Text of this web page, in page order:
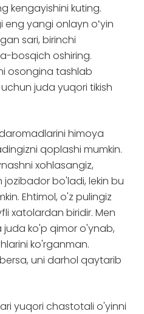
kengayishini kuting.
yangi onlayn oʻyin
sari, birinchi
bosqich oshiring.
osongina tashlab
juda yuqori tikish
himoya
qoplashi mumkin.
xohlasangiz,
bo'ladi, lekin bu
Ehtimol, o'z pulingiz
xatolardan biridir. Men
ko'p qimor o'ynab,
ko'rganman.
uni darhol qaytarib
yuqori chastotali o'yinni